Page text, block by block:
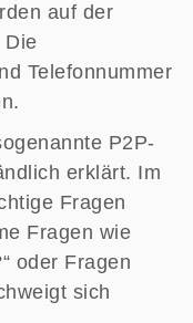
auf der
Die
Telefonnummer
P2P-
erklärt. Im
Fragen
Fragen wie
oder Fragen
sich